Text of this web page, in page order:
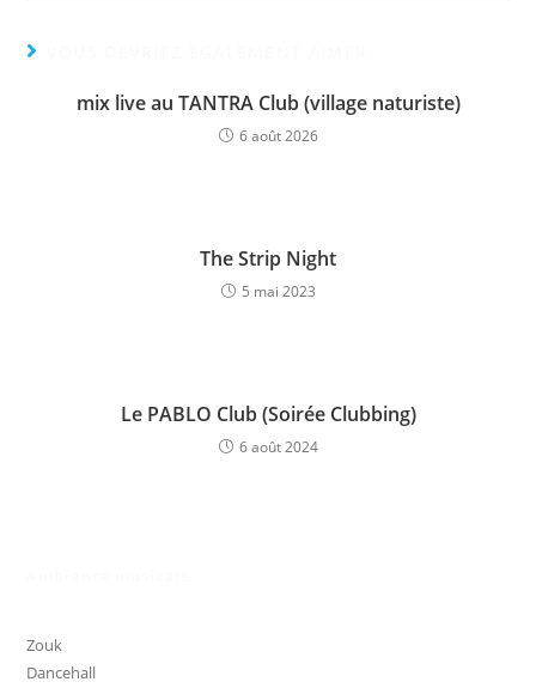
mix live au TANTRA Club (village naturiste)
6 août 2026
The Strip Night
5 mai 2023
Le PABLO Club (Soirée Clubbing)
6 août 2024
Zouk
Dancehall